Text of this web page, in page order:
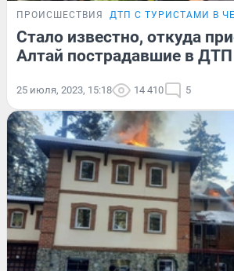
ПРОИСШЕСТВИЯ ДТП С ТУРИСТАМИ В
Стало известно, откуда
Алтай пострадавшие в
25 июля, 2023, 15:18 14 410 5